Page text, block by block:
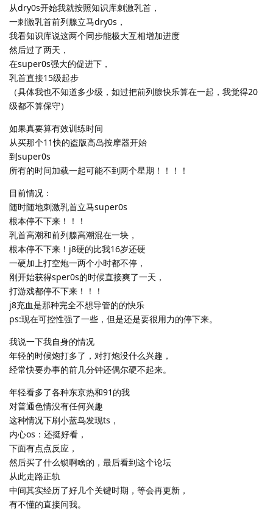
从dry0s开始我就按照知识库刺激乳首，
一刺激乳首前列腺立马dry0s，
我看知识库说这两个同步能极大互相增加进度
然后过了两天，
在super0s强大的促进下，
乳首直接15级起步
（具体我也不知道多少级，如过把前列腺快乐算在一起，我觉得20
级都不算保守）
如果真要算有效训练时间
从买那个11快的盗版高岛按摩器开始
到super0s
所有的时间加载一起可能不到两个星期！！！！
目前情况：
随时随地刺激乳首立马super0s
根本停不下来！！！
乳首高潮和前列腺高潮混在一块，
根本停不下来！j8硬的比我16岁还硬
一硬加上打空炮一两个小时都不停，
刚开始获得sper0s的时候直接爽了一天，
打游戏都停不下来！！！
j8充血是那种完全不想导管的的快乐
ps:现在可控性强了一些，但是还是要很用力的停下来。
我说一下我自身的情况
年轻的时候炮打多了，对打炮没什么兴趣，
经常快要办事的前几分钟还偶尔硬不起来。
年轻看多了各种东京热和91的我
对普通色情没有任何兴趣
这种情况下刷小蓝鸟发现ts，
内心os：还挺好看，
下面有点点反应，
然后买了什么锁啊啥的，最后看到这个论坛
从此走路正轨
中间其实经历了好几个关键时期，等会再更新，
有不懂的直接问我。